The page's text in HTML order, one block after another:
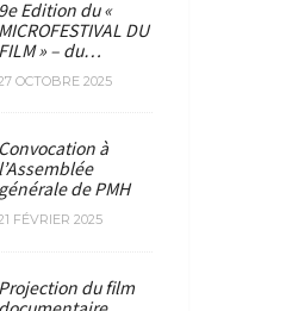
9e Edition du «
MICROFESTIVAL DU
FILM » – du…
OCTOBRE 2025
Convocation à
l’Assemblée
générale de PMH
FÉVRIER 2025
Projection du film